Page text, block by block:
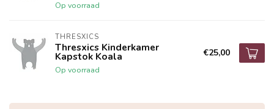
Op voorraad
THRESXICS
Thresxics Kinderkamer
Kapstok Koala
Op voorraad
€25,00